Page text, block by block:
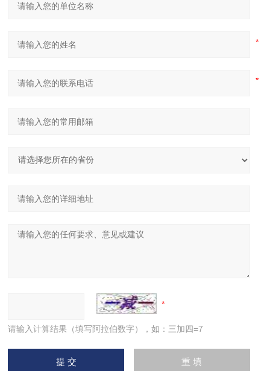
请输入计算结果（填写阿拉伯数字），如：三加四=7